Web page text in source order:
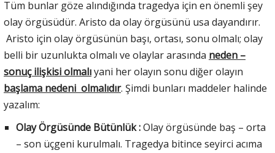
Tüm bunlar göze alındığında tragedya için en önemli şey
olay örgüsüdür. Aristo da olay örgüsünü usa dayandırır.
Aristo için olay örgüsünün başı, ortası, sonu olmalı; olay
belli bir uzunlukta olmalı ve olaylar arasında neden –
sonuç ilişkisi olmalıyani her olayın sonu diğer olayın
başlama nedeni olmalıdır. Şimdi bunları maddeler halinde
yazalım:
Olay Örgüsünde Bütünlük :Olay örgüsünde baş – orta
– son üçgeni kurulmalı. Tragedya bitince seyirci acıma